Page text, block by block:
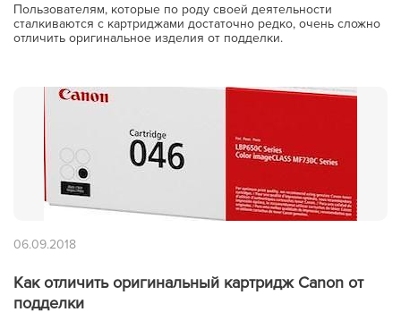
Пользователям, которые по роду своей деятельности
сталкиваются с картриджами достаточно редко, очень сложно
отличить оригинальное изделия от подделки.
06.09.2018
Как отличить оригинальный картридж Canon от
подделки